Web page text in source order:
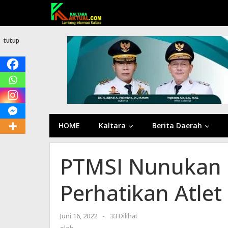
konten
HOME Kaltara Berita Daerah
tutup
PTMSI
Perhatikan Atlet
Juni 16, 2022 oleh
-
33 Dilihat